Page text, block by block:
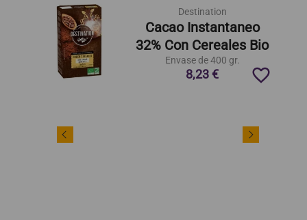
Destination
Cacao Instantaneo
32% Con Cereales Bio
Envase de 400 gr.
8,23 € favorite_border